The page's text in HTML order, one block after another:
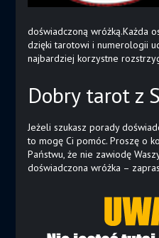
doświadczoną wróżką.Każda
dzięki tarotowi i numerologii
najbardziej korzystne
Dobry tarot z
Jeżeli szukasz porady
to mogę Ci pomóc. Proszę o
Państwu, że nie zawiodę
doświadczona wróżka –